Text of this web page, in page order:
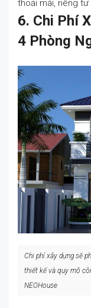
thoải mái, riêng
6. Chi Phí
4 Phòng
Chi phí xây dựng sẽ
thiết kế và quy mô
NEOHouse